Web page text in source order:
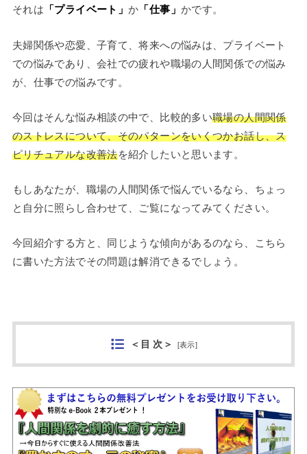
それは 「プライベート」か 「仕事」 かです。
夫婦関係や恋愛、子育て、将来への悩みは、プライベート
での悩みであり、会社での疲れや職場の人間関係での悩み
が、仕事での悩みです。
今回はそんな悩み相談の中で、比較的多い職場の人間関係
のストレスについて、そのパターンをいくつかお話し、ス
ピリチュアルな改善法を紹介したいと思います。
もしあなたが、職場の人間関係で悩んでいるなら、ちょっ
と自分に照らし合わせて、ご覧になってみてください。
今回紹介する方と、同じような傾向があるのなら、こちら
に書いた方法でその問題は解消できるでしょう。
＜目 次＞ [表示]